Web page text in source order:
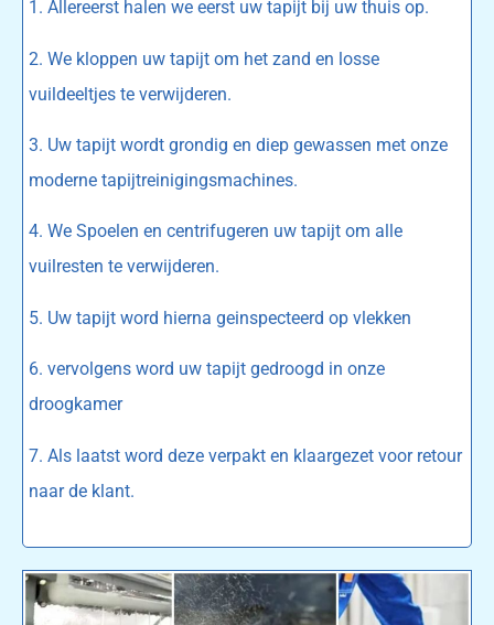
1. Allereerst halen we eerst uw tapijt bij uw thuis op.
2. We kloppen uw tapijt om het zand en losse
vuildeeltjes te verwijderen.
3. Uw tapijt wordt grondig en diep gewassen met onze
moderne tapijtreinigingsmachines.
4. We Spoelen en centrifugeren uw tapijt om alle
vuilresten te verwijderen.
5. Uw tapijt word hierna geinspecteerd op vlekken
6. vervolgens word uw tapijt gedroogd in onze
droogkamer
7. Als laatst word deze verpakt en klaargezet voor retour
naar de klant.